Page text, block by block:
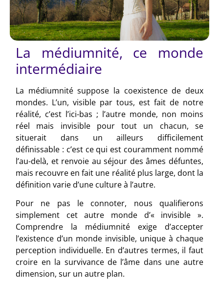
La médiumnité, ce monde
intermédiaire
La médiumnité suppose la coexistence de deux
mondes. L’un, visible par tous, est fait de notre
réalité, c’est l’ici-bas ; l’autre monde, non moins
réel mais invisible pour tout un chacun, se
situerait dans un ailleurs difficilement
définissable : c’est ce qui est couramment nommé
l’au-delà, et renvoie au séjour des âmes défuntes,
mais recouvre en fait une réalité plus large, dont la
définition varie d’une culture à l’autre.
Pour ne pas le connoter, nous qualifierons
simplement cet autre monde d’« invisible ».
Comprendre la médiumnité exige d’accepter
l’existence d’un monde invisible, unique à chaque
perception individuelle. En d’autres termes, il faut
croire en la survivance de l’âme dans une autre
dimension, sur un autre plan.